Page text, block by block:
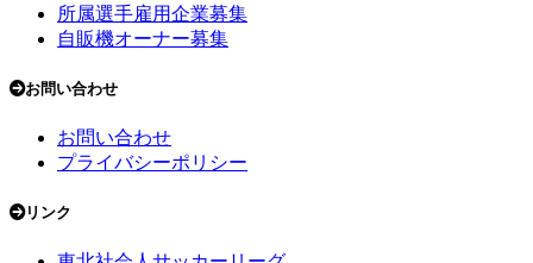
所属選手雇用企業募集
自販機オーナー募集
お問い合わせ
お問い合わせ
プライバシーポリシー
リンク